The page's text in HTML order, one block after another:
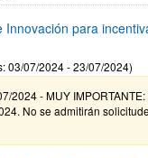
para
03/07/2024 - 23/07/2024)
2024 - MUY IMPORTANTE:
No se admitirán